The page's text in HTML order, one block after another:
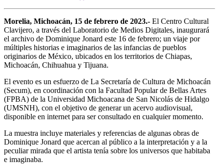
Morelia, Michoacán, 15 de febrero de 2023.- El Centro Cultural
Clavijero, a través del Laboratorio de Medios Digitales, inaugurará
el archivo de Dominique Jonard este 16 de febrero; un viaje por
múltiples historias e imaginarios de las infancias de pueblos
originarios de México, ubicados en los territorios de Chiapas,
Michoacán, Chihuahua y Tijuana.
El evento es un esfuerzo de La Secretaría de Cultura de Michoacán
(Secum), en coordinación con la Facultad Popular de Bellas Artes
(FPBA) de la Universidad Michoacana de San Nicolás de Hidalgo
(UMSNH), con el objetivo de generar un acervo audiovisual,
disponible en internet para ser consultado en cualquier momento.
La muestra incluye materiales y referencias de algunas obras de
Dominique Jonard que acercan al público a la interpretación y a la
peculiar mirada que el artista tenía sobre los universos que habitaba
e imaginaba.